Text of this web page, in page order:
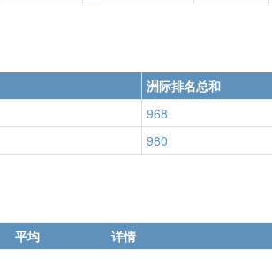
洲际排名总和
968
980
平均
详情